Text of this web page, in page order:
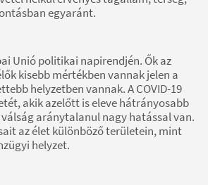
egyaránt.
Unió politikai napirendjén. Ők az
kisebb mértékben vannak jelen a
helyzetben vannak. A COVID-19
akik azelőtt is eleve hátrányosabb
aránytalanul nagy hatással van.
az élet különböző területein, mint
helyzet.